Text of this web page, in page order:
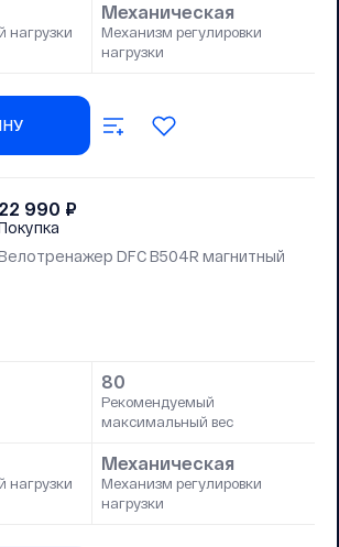
нагрузки
Механическая
Механизм регулировки
нагрузки
22 990 ₽
DFC B504R магнитный
80
Рекомендуемый
максимальный вес
нагрузки
Механическая
Механизм регулировки
нагрузки